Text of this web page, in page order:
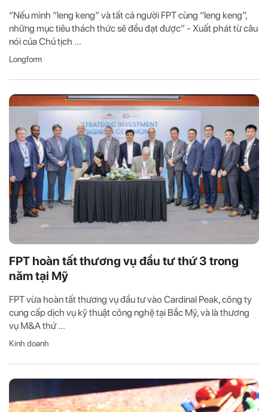
“Nếu mình “leng keng” và tất cả người FPT cùng “leng keng”,
những mục tiêu thách thức sẽ đều đạt được” - Xuất phát từ câu
nói của Chủ tịch ...
Longform
FPT hoàn tất thương vụ đầu tư thứ 3 trong
năm tại Mỹ
FPT vừa hoàn tất thương vụ đầu tư vào Cardinal Peak, công ty
cung cấp dịch vụ kỹ thuật công nghệ tại Bắc Mỹ, và là thương
vụ M&A thứ ...
Kinh doanh